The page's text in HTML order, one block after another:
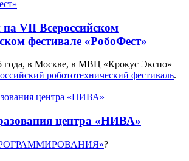
VII Всероссийском
фестивале «РобоФест»
года, в Москве, в МВЦ «Крокус Экспо»
робототехнический фестиваль.
центра «НИВА»
?